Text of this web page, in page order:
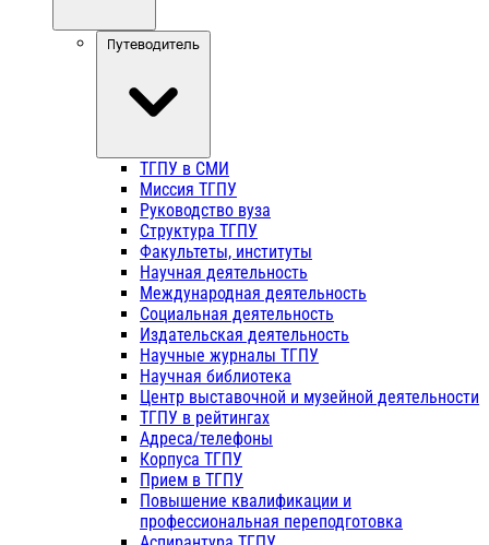
Путеводитель
ТГПУ в СМИ
Миссия ТГПУ
Руководство вуза
Структура ТГПУ
Факультеты, институты
Научная деятельность
Международная деятельность
Социальная деятельность
Издательская деятельность
Научные журналы ТГПУ
Научная библиотека
Центр выставочной и музейной деятельности
ТГПУ в рейтингах
Адреса/телефоны
Корпуса ТГПУ
Прием в ТГПУ
Повышение квалификации и
профессиональная переподготовка